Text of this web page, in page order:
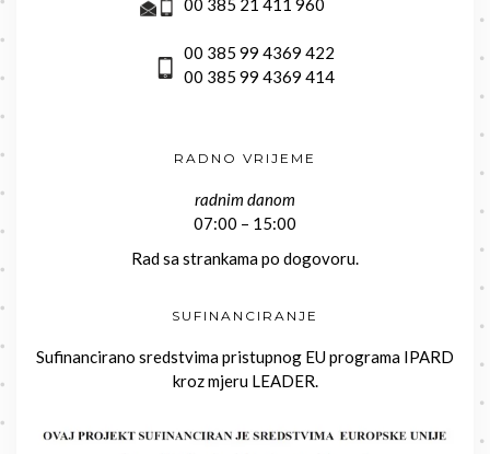
00 385 21 411 960
00 385 99 4369 422
00 385 99 4369 414
RADNO VRIJEME
radnim danom
07:00 – 15:00
Rad sa strankama po dogovoru.
SUFINANCIRANJE
Sufinancirano sredstvima pristupnog EU programa IPARD
kroz mjeru LEADER.